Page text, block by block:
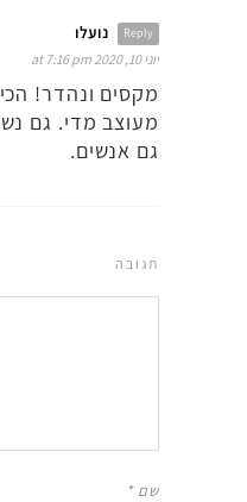
Reply נועלו
יוני 10, 2020 at 7:16 pm
מקסים ונהדר!
מעוצב מדי. גם
גם אנשים.
תגובה
שם*